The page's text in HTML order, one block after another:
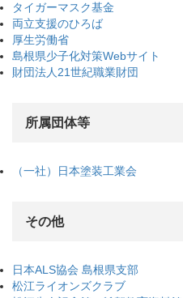
タイガーマスク基金
両立支援のひろば
厚生労働省
島根県少子化対策Webサイト
財団法人21世紀職業財団
所属団体等
（一社）日本塗装工業会
その他
日本ALS協会 島根県支部
松江ライオンズクラブ